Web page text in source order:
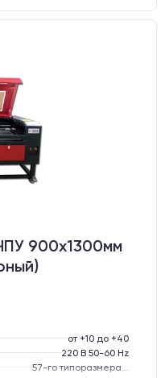
900х1300мм
от +10 до +40
220 В 50-60 Hz